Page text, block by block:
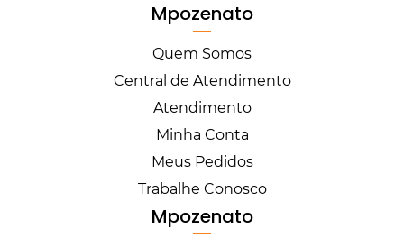
Mpozenato
Quem Somos
Central de Atendimento
Atendimento
Minha Conta
Meus Pedidos
Trabalhe Conosco
Mpozenato